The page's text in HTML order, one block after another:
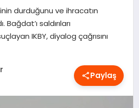
durduğunu ve ihracatın
Bağdat’ı saldırıları
IKBY, diyalog çağrısını
Paylaş